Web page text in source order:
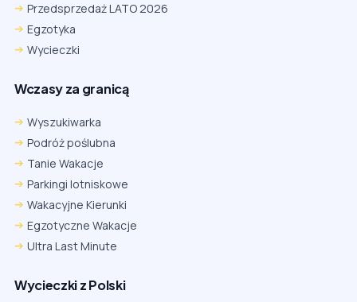
Przedsprzedaż LATO 2026
Egzotyka
Wycieczki
Wczasy za granicą
Wyszukiwarka
Podróż poślubna
Tanie Wakacje
Parkingi lotniskowe
Wakacyjne Kierunki
Egzotyczne Wakacje
Ultra Last Minute
Wycieczki z Polski